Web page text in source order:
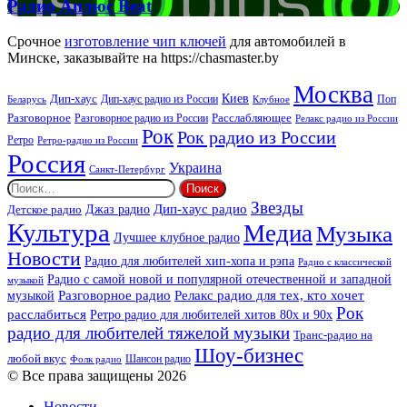
Радио
Аплюс
Beat
Радио Аплюс Beat
Срочное изготовление чип ключей для автомобилей в
Минске, заказывайте на https://chasmaster.by
Беларусь Дип-хаус Дип-хаус радио из России Киев Клубное Москва Поп
Разговорное Разговорное радио из России Расслабляющее Релакс радио из России
Ретро Ретро-радио из России РокРок радио из России
Россия Санкт-Петербург Украина
Найти:
Детское радио Джаз радио Дип-хаус радио Звезды
Культура Лучшее клубное радио МедиаМузыка
Новости Радио для любителей хип-хопа и рэпа Радио с классической
музыкой Радио с самой новой и популярной отечественной и западной
музыкой Разговорное радио Релакс радио для тех, кто хочет
расслабиться Ретро радио для любителей хитов 80х и 90х Рок
радио для любителей тяжелой музыки Транс-радио на
любой вкус Фолк радио Шансон радио Шоу-бизнес
© Все права защищены 2026